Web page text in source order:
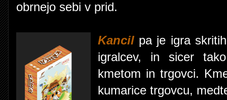
obrnejo sebi v prid.
Kancil pa je igra
igralcev, in sicer
kmetom in trgovci.
kumarice trgovcu,